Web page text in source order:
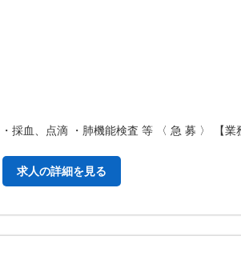
採血、点滴 ・肺機能検査 等 〈 急 募 〉 【業
求人の詳細を見る